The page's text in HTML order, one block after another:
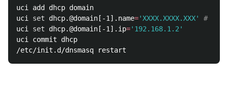
uci add dhcp domain
uci set dhcp.@domain[-1].name='XXXX.XXXX.XXX'
# 契約
uci set dhcp.@domain[-1].ip='192.168.1.2'
uci commit dhcp